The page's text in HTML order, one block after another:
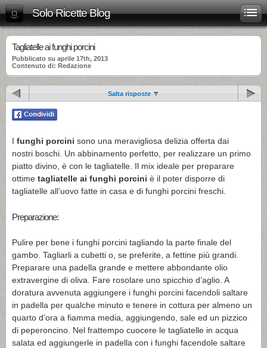
Solo Ricette Blog
Tagliatelle ai funghi porcini
Pubblicato su aprile 17th, 2013
Contenuto di: Redazione
Salta risposte
I funghi porcini sono una meravigliosa delizia offerta dai
nostri boschi. Un abbinamento perfetto, per realizzare un primo
piatto divino, è con le tagliatelle. Il mix ideale per preparare
ottime tagliatelle ai funghi porcini è il poter disporre di
tagliatelle all’uovo fatte in casa e di funghi porcini freschi.
Preparazione:
Pulire per bene i funghi porcini tagliando la parte finale del
gambo. Tagliarli a cubetti o, se preferite, a fettine più grandi.
Preparare una padella grande e mettere abbondante olio
extravergine di oliva. Fare rosolare uno spicchio d’aglio. A
doratura avvenuta aggiungere i funghi porcini facendoli saltare
in padella per qualche minuto e tenere in cottura per almeno un
quarto d’ora a fiamma media, aggiungendo, sale ed un pizzico
di peperoncino. Nel frattempo cuocere le tagliatelle in acqua
salata ed aggiungerle in padella con i funghi facendole saltare